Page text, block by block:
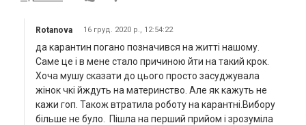
Rotanova 16 груд. 2020 р., 12:54:22
да карантин погано позначився на житті нашому.
Саме це і в мене стало причиною йти на такий крок.
Хоча мушу сказати до цього просто засуджувала
жінок чкі йждуть на материнство. Але як кажуть не
кажи гоп. Також втратила роботу на карантні.Вибору
більше не було. Пішла на перший прийом і зрозуміла